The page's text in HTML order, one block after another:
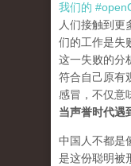
我们的
人们接触到更
们的工作是失
这一失败的分
符合自己原有
感冒，不仅意
当声誉时代遇
中国人不都是
是这份聪明被